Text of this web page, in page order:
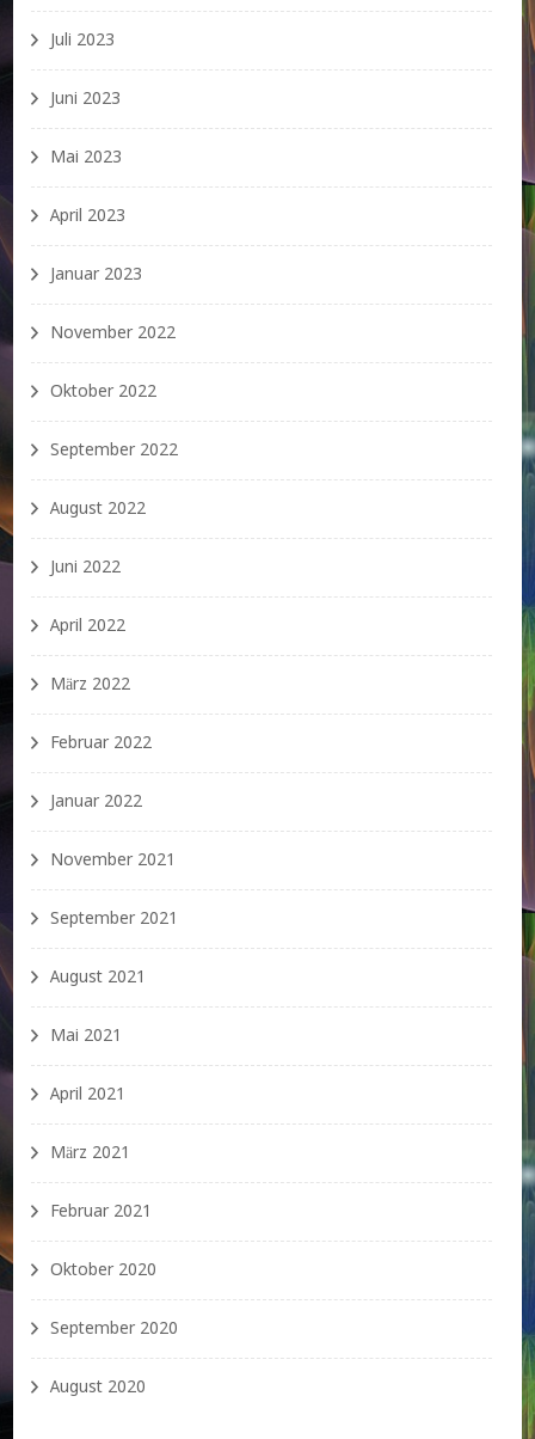
Juli 2023
Juni 2023
Mai 2023
April 2023
Januar 2023
November 2022
Oktober 2022
September 2022
August 2022
Juni 2022
April 2022
März 2022
Februar 2022
Januar 2022
November 2021
September 2021
August 2021
Mai 2021
April 2021
März 2021
Februar 2021
Oktober 2020
September 2020
August 2020